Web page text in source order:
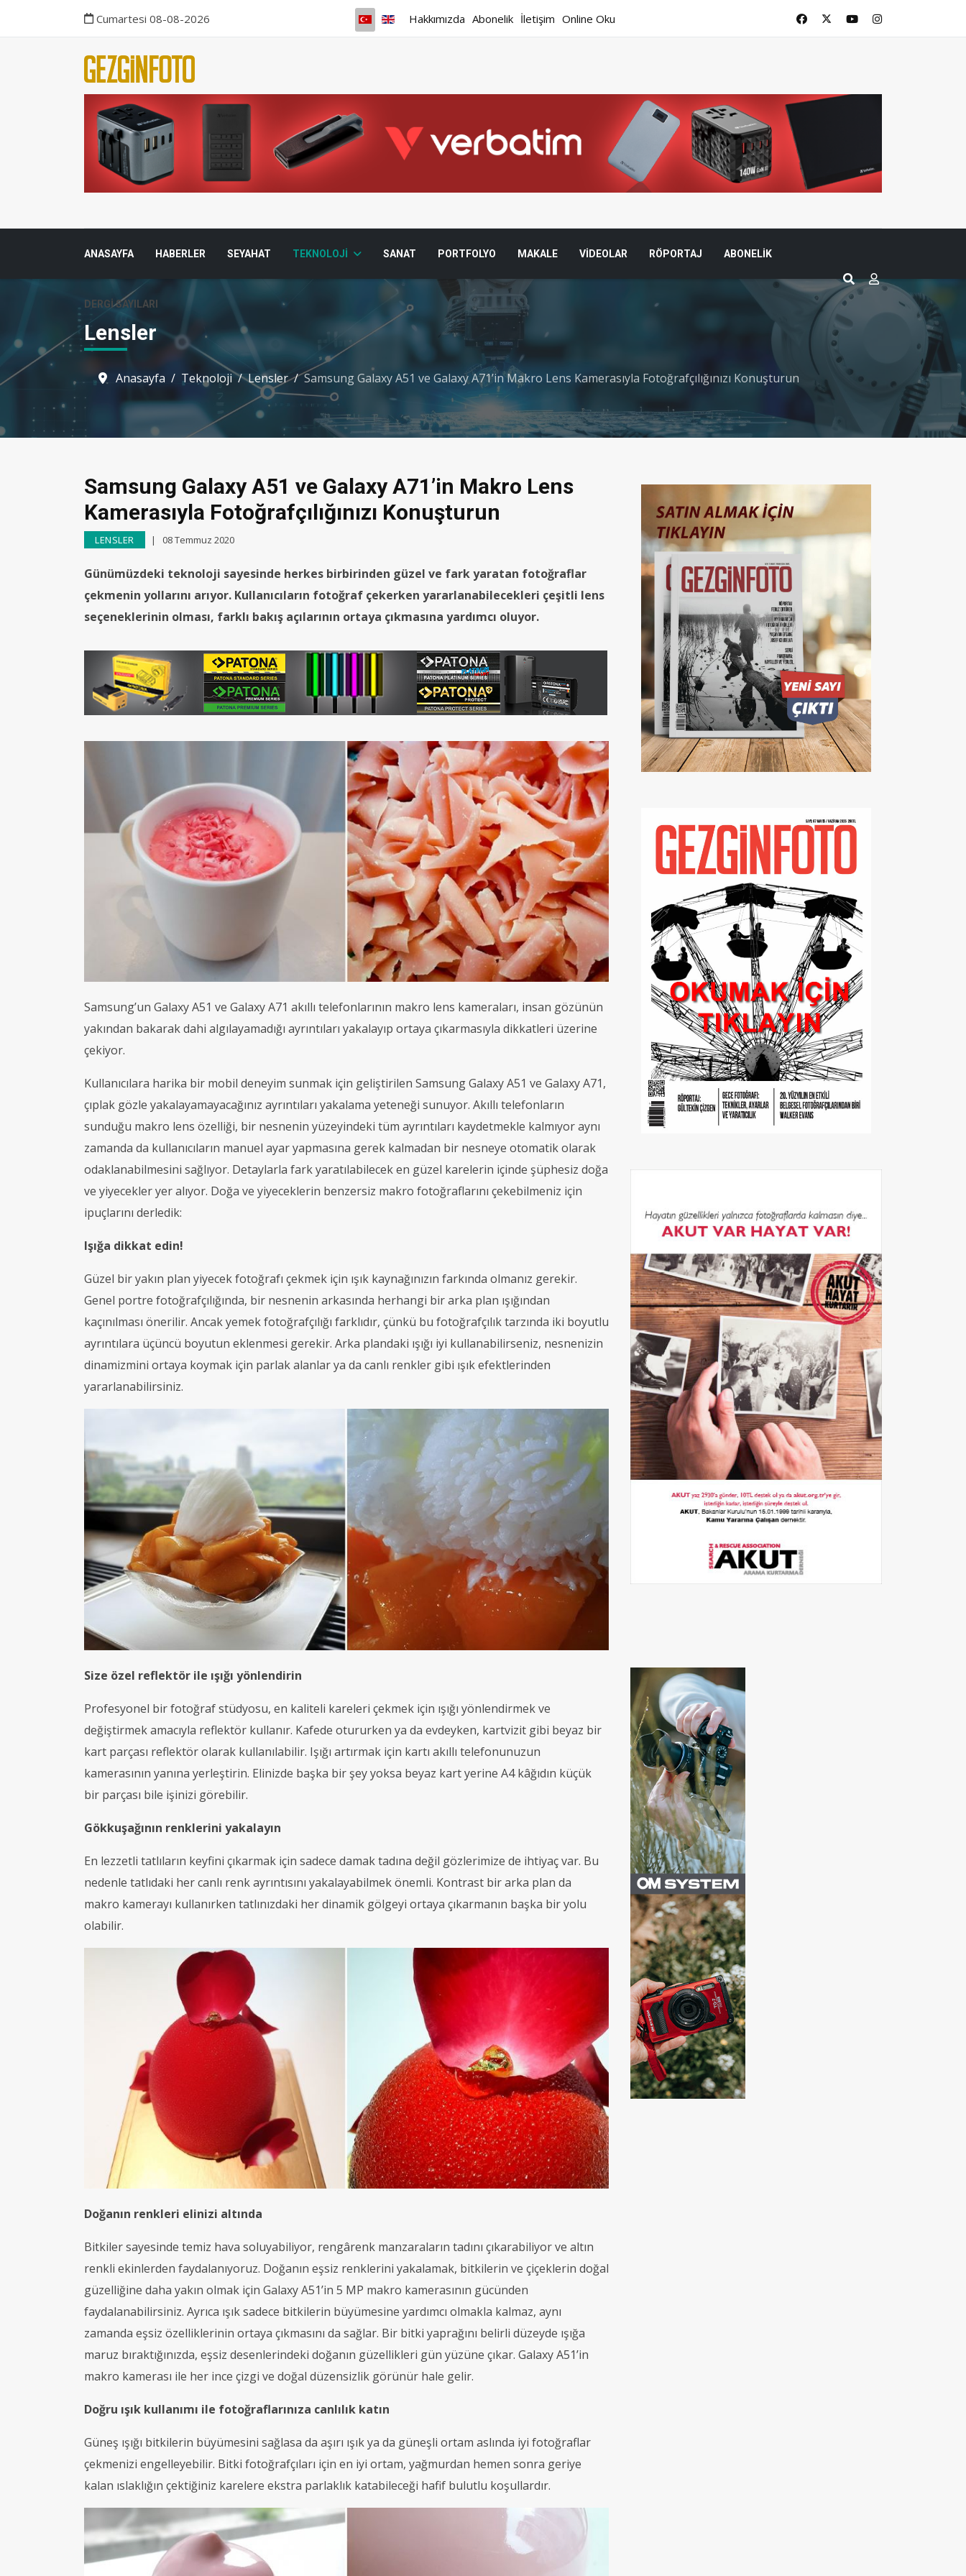
Cumartesi 08-08-2026 Hakkımızda Abonelik İletişim Online Oku
ANASAYFA HABERLER SEYAHAT TEKNOLOJI SANAT PORTFOLYO MAKALE VIDEOLAR RÖPORTAJ ABONELIK
DERGI SAYILARI
Lensler
Anasayfa Teknoloji Lensler Samsung Galaxy A51 ve Galaxy A71’in Makro Lens Kamerasıyla Fotoğrafçılığınızı Konuşturun
Samsung Galaxy A51 ve Galaxy A71’in Makro Lens
Kamerasıyla Fotoğrafçılığınızı Konuşturun
LENSLER 08 Temmuz 2020
Günümüzdeki teknoloji sayesinde herkes birbirinden güzel ve fark yaratan fotoğraflar
çekmenin yollarını arıyor. Kullanıcıların fotoğraf çekerken yararlanabilecekleri çeşitli lens
seçeneklerinin olması, farklı bakış açılarının ortaya çıkmasına yardımcı oluyor.
Samsung’un Galaxy A51 ve Galaxy A71 akıllı telefonlarının makro lens kameraları, insan gözünün
yakından bakarak dahi algılayamadığı ayrıntıları yakalayıp ortaya çıkarmasıyla dikkatleri üzerine
çekiyor.
Kullanıcılara harika bir mobil deneyim sunmak için geliştirilen Samsung Galaxy A51 ve Galaxy A71,
çıplak gözle yakalayamayacağınız ayrıntıları yakalama yeteneği sunuyor. Akıllı telefonların
sunduğu makro lens özelliği, bir nesnenin yüzeyindeki tüm ayrıntıları kaydetmekle kalmıyor aynı
zamanda da kullanıcıların manuel ayar yapmasına gerek kalmadan bir nesneye otomatik olarak
odaklanabilmesini sağlıyor. Detaylarla fark yaratılabilecek en güzel karelerin içinde şüphesiz doğa
ve yiyecekler yer alıyor. Doğa ve yiyeceklerin benzersiz makro fotoğraflarını çekebilmeniz için
ipuçlarını derledik:
Işığa dikkat edin!
Güzel bir yakın plan yiyecek fotoğrafı çekmek için ışık kaynağınızın farkında olmanız gerekir.
Genel portre fotoğrafçılığında, bir nesnenin arkasında herhangi bir arka plan ışığından
kaçınılması önerilir. Ancak yemek fotoğrafçılığı farklıdır, çünkü bu fotoğrafçılık tarzında iki boyutlu
ayrıntılara üçüncü boyutun eklenmesi gerekir. Arka plandaki ışığı iyi kullanabilirseniz, nesnenizin
dinamizmini ortaya koymak için parlak alanlar ya da canlı renkler gibi ışık efektlerinden
yararlanabilirsiniz.
Size özel reflektör ile ışığı yönlendirin
Profesyonel bir fotoğraf stüdyosu, en kaliteli kareleri çekmek için ışığı yönlendirmek ve
değiştirmek amacıyla reflektör kullanır. Kafede otururken ya da evdeyken, kartvizit gibi beyaz bir
kart parçası reflektör olarak kullanılabilir. Işığı artırmak için kartı akıllı telefonunuzun
kamerasının yanına yerleştirin. Elinizde başka bir şey yoksa beyaz kart yerine A4 kâğıdın küçük
bir parçası bile işinizi görebilir.
Gökkuşağının renklerini yakalayın
En lezzetli tatlıların keyfini çıkarmak için sadece damak tadına değil gözlerimize de ihtiyaç var. Bu
nedenle tatlıdaki her canlı renk ayrıntısını yakalayabilmek önemli. Kontrast bir arka plan da
makro kamerayı kullanırken tatlınızdaki her dinamik gölgeyi ortaya çıkarmanın başka bir yolu
olabilir.
Doğanın renkleri elinizi altında
Bitkiler sayesinde temiz hava soluyabiliyor, rengârenk manzaraların tadını çıkarabiliyor ve altın
renkli ekinlerden faydalanıyoruz. Doğanın eşsiz renklerini yakalamak, bitkilerin ve çiçeklerin doğal
güzelliğine daha yakın olmak için Galaxy A51’in 5 MP makro kamerasının gücünden
faydalanabilirsiniz. Ayrıca ışık sadece bitkilerin büyümesine yardımcı olmakla kalmaz, aynı
zamanda eşsiz özelliklerinin ortaya çıkmasını da sağlar. Bir bitki yaprağını belirli düzeyde ışığa
maruz bıraktığınızda, eşsiz desenlerindeki doğanın güzellikleri gün yüzüne çıkar. Galaxy A51’in
makro kamerası ile her ince çizgi ve doğal düzensizlik görünür hale gelir.
Doğru ışık kullanımı ile fotoğraflarınıza canlılık katın
Güneş ışığı bitkilerin büyümesini sağlasa da aşırı ışık ya da güneşli ortam aslında iyi fotoğraflar
çekmenizi engelleyebilir. Bitki fotoğrafçıları için en iyi ortam, yağmurdan hemen sonra geriye
kalan ıslaklığın çektiğiniz karelere ekstra parlaklık katabileceği hafif bulutlu koşullardır.